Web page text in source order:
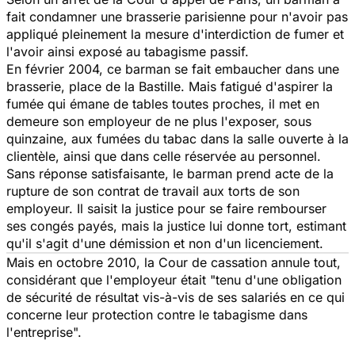
fait condamner une brasserie parisienne pour n'avoir pas
appliqué pleinement la mesure d'interdiction de fumer et
l'avoir ainsi exposé au tabagisme passif.
En février 2004, ce barman se fait embaucher dans une
brasserie, place de la Bastille. Mais fatigué d'aspirer la
fumée qui émane de tables toutes proches, il met en
demeure son employeur de ne plus l'exposer, sous
quinzaine, aux fumées du tabac dans la salle ouverte à la
clientèle, ainsi que dans celle réservée au personnel.
Sans réponse satisfaisante, le barman prend acte de la
rupture de son contrat de travail aux torts de son
employeur. Il saisit la justice pour se faire rembourser
ses congés payés, mais la justice lui donne tort, estimant
qu'il s'agit d'une démission et non d'un licenciement.
Mais en octobre 2010, la Cour de cassation annule tout,
considérant que l'employeur était "tenu d'une obligation
de sécurité de résultat vis-à-vis de ses salariés en ce qui
concerne leur protection contre le tabagisme dans
l'entreprise".